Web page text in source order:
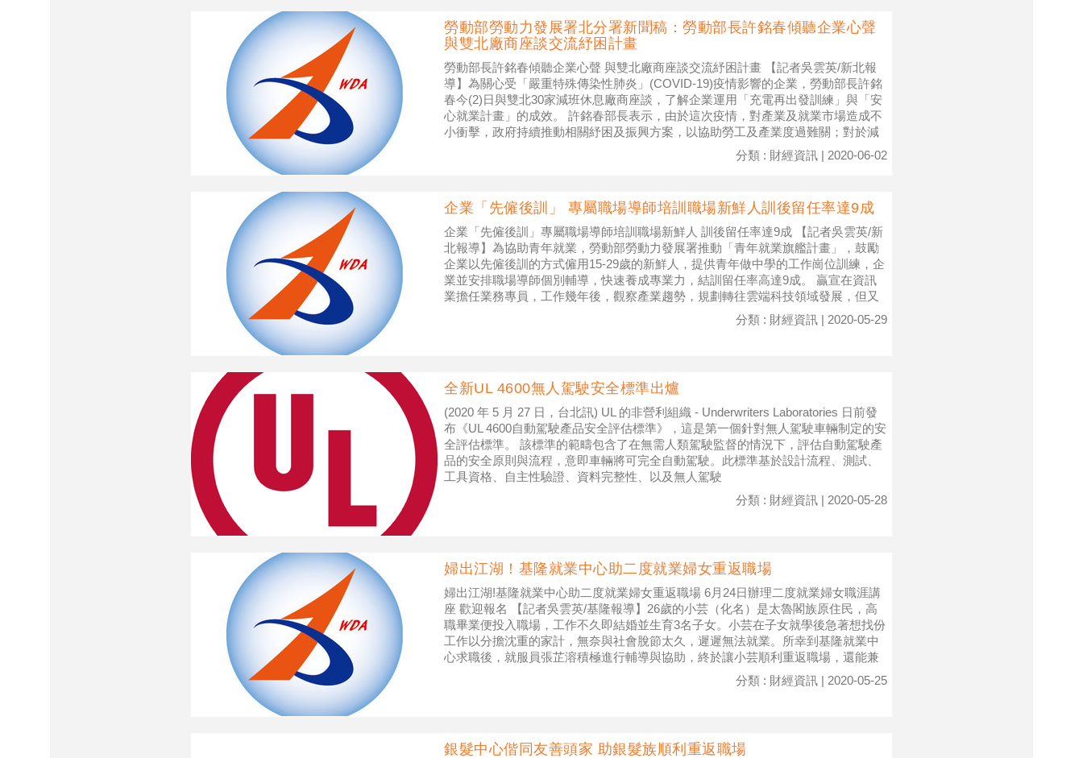
勞動部勞動力發展署北分署新聞稿：勞動部長許銘春傾聽企業心聲
與雙北廠商座談交流紓困計畫
勞動部長許銘春傾聽企業心聲 與雙北廠商座談交流紓困計畫 【記者吳雲英/新北報
導】為關心受「嚴重特殊傳染性肺炎」(COVID-19)疫情影響的企業，勞動部長許銘
春今(2)日與雙北30家減班休息廠商座談，了解企業運用「充電再出發訓練」與「安
心就業計畫」的成效。 許銘春部長表示，由於這次疫情，對產業及就業市場造成不
小衝擊，政府持續推動相關紓困及振興方案，以協助勞工及產業度過難關；對於減
分類 : 財經資訊 | 2020-06-02
企業「先僱後訓」 專屬職場導師培訓職場新鮮人訓後留任率達9成
企業「先僱後訓」專屬職場導師培訓職場新鮮人 訓後留任率達9成 【記者吳雲英/新
北報導】為協助青年就業，勞動部勞動力發展署推動「青年就業旗艦計畫」，鼓勵
企業以先僱後訓的方式僱用15-29歲的新鮮人，提供青年做中學的工作崗位訓練，企
業並安排職場導師個別輔導，快速養成專業力，結訓留任率高達9成。 贏宣在資訊
業擔任業務專員，工作幾年後，觀察產業趨勢，規劃轉往雲端科技領域發展，但又
分類 : 財經資訊 | 2020-05-29
全新UL 4600無人駕駛安全標準出爐
(2020 年 5 月 27 日，台北訊) UL 的非營利組織 - Underwriters Laboratories 日前發
布《UL 4600自動駕駛產品安全評估標準》，這是第一個針對無人駕駛車輛制定的安
全評估標準。 該標準的範疇包含了在無需人類駕駛監督的情況下，評估自動駕駛產
品的安全原則與流程，意即車輛將可完全自動駕駛。此標準基於設計流程、測試、
工具資格、自主性驗證、資料完整性、以及無人駕駛
分類 : 財經資訊 | 2020-05-28
婦出江湖！基隆就業中心助二度就業婦女重返職場
婦出江湖!基隆就業中心助二度就業婦女重返職場 6月24日辦理二度就業婦女職涯講
座 歡迎報名 【記者吳雲英/基隆報導】26歲的小芸（化名）是太魯閣族原住民，高
職畢業便投入職場，工作不久即結婚並生育3名子女。小芸在子女就學後急著想找份
工作以分擔沈重的家計，無奈與社會脫節太久，遲遲無法就業。所幸到基隆就業中
心求職後，就服員張芷溶積極進行輔導與協助，終於讓小芸順利重返職場，還能兼
分類 : 財經資訊 | 2020-05-25
銀髮中心偕同友善頭家 助銀髮族順利重返職場